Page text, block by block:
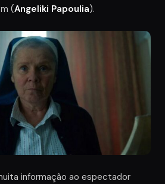
(Angeliki Papoulia).
informação ao espectador